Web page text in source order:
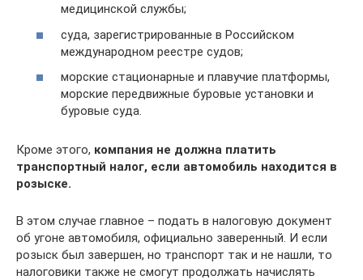
медицинской службы;
суда, зарегистрированные в Российском
международном реестре судов;
морские стационарные и плавучие платформы,
морские передвижные буровые установки и
буровые суда.
Кроме этого, компания не должна платить
транспортный налог, если автомобиль находится в
розыске.
В этом случае главное – подать в налоговую документ
об угоне автомобиля, официально заверенный. И если
розыск был завершен, но транспорт так и не нашли, то
налоговики также не смогут продолжать начислять